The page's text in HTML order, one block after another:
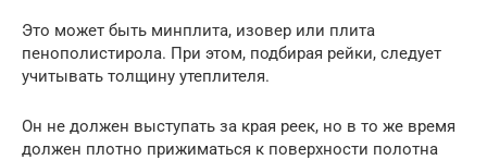
Это может быть минплита, изовер или плита
пенополистирола. При этом, подбирая рейки, следует
учитывать толщину утеплителя.
Он не должен выступать за края реек, но в то же время
должен плотно прижиматься к поверхности полотна